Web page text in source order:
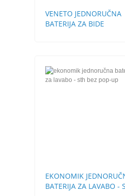
VENETO JEDNORUČNA
BATERIJA ZA BIDE
EKONOMIK
BATERIJA ZA LAVABO -